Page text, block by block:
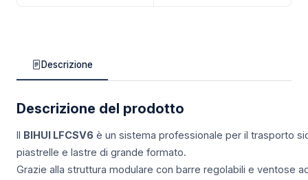
Descrizione
Descrizione del prodotto
Il BIHUI LFCSV6 è un sistema professionale per il trasporto
piastrelle e lastre di grande formato.
Grazie alla struttura modulare con barre regolabili e ventose